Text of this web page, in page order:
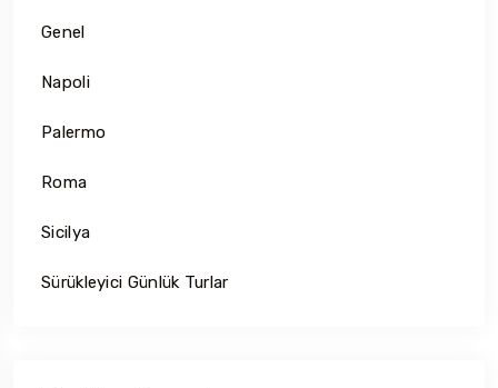
Genel
Napoli
Palermo
Roma
Sicilya
Sürükleyici Günlük Turlar